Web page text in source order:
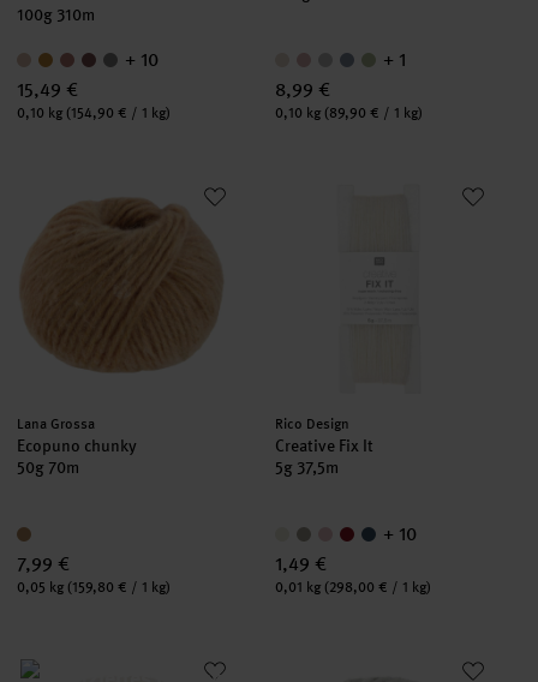
100g 310m
+ 10
15,49 €
Inhalt:
0,10 kg (154,90 € / 1 kg)
+ 1
8,99 €
Inhalt:
0,10 kg (89,90 € / 1 kg)
Hersteller:
Lana Grossa
Ecopuno chunky
50g 70m
7,99 €
Inhalt:
0,05 kg (159,80 € / 1 kg)
Hersteller:
Rico Design
Creative Fix It
5g 37,5m
+ 10
1,49 €
Inhalt:
0,01 kg (298,00 € / 1 kg)
Spuma